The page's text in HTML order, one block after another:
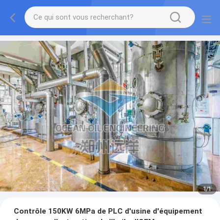
1/1
Contrôle 150KW 6MPa de PLC d'usine d'équipement